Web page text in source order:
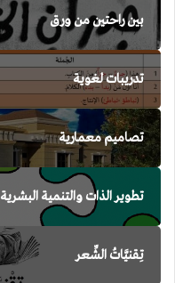
بين راحتين من ورق
تدريبات لغوية
تصاميم معمارية
تطوير الذات والتنمية البشرية
تِقنيَّاتُ الشِّعر